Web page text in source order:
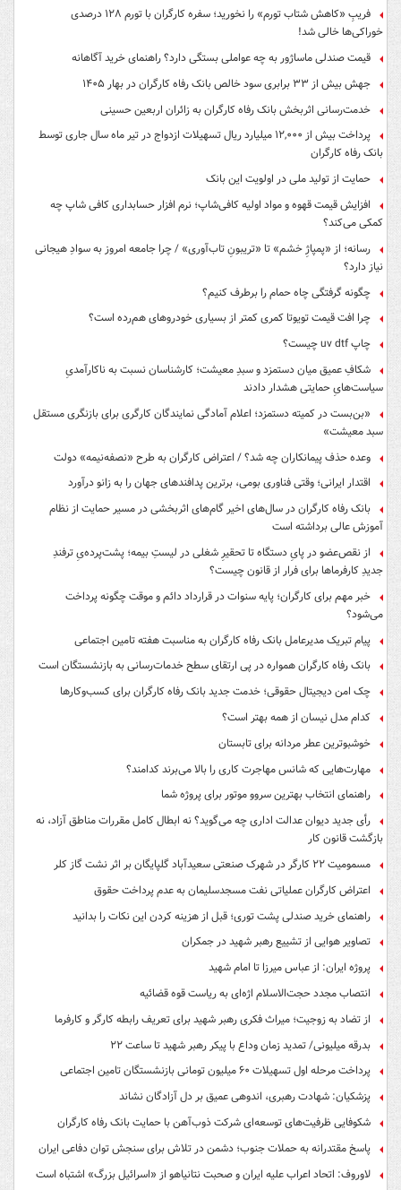
فریبِ «کاهش شتاب تورم» را نخورید؛ سفره کارگران با تورم ۱۲۸ درصدی
خوراکی‌ها خالی شد!
قیمت صندلی ماساژور به چه عواملی بستگی دارد؟ راهنمای خرید آگاهانه
جهش بیش از ۳۳ برابری سود خالص بانک رفاه کارگران در بهار ۱۴۰۵
خدمت‌رسانی اثربخش بانک رفاه کارگران به زائران اربعین حسینی
پرداخت بیش از ۱۲,۰۰۰ میلیارد ریال تسهیلات ازدواج در تیر ماه سال جاری توسط
بانک رفاه کارگران
حمایت از تولید ملی در اولویت این بانک
افزایش قیمت قهوه و مواد اولیه کافی‌شاپ؛ نرم افزار حسابداری کافی شاپ چه
کمکی می‌کند؟
رسانه؛ از «پمپاژِ خشم» تا «تریبونِ تاب‌آوری» / چرا جامعه امروز به سوادِ هیجانی
نیاز دارد؟
چگونه گرفتگی چاه حمام را برطرف کنیم؟
چرا افت قیمت تویوتا کمری کمتر از بسیاری خودروهای هم‌رده است؟
چاپ uv dtf چیست؟
شکافِ عمیق میان دستمزد و سبدِ معیشت؛ کارشناسان نسبت به ناکارآمدیِ
سیاست‌هایِ حمایتی هشدار دادند
«بن‌بست در کمیته دستمزد؛ اعلام آمادگی نمایندگان کارگری برای بازنگری مستقل
سبد معیشت»
وعده حذف پیمانکاران چه شد؟ / اعتراض کارگران به طرح «نصفه‌نیمه» دولت
اقتدار ایرانی؛ وقتی فناوری بومی، برترین پدافندهای جهان را به زانو درآورد
بانک رفاه کارگران در سال‌های اخیر گام‌های اثربخشی در مسیر حمایت از نظام
آموزش عالی برداشته است
از نقص‌عضو در پایِ دستگاه تا تحقیرِ شغلی در لیستِ بیمه؛ پشت‌پرده‌یِ ترفندِ
جدیدِ کارفرماها برای فرار از قانون چیست؟
خبر مهم برای کارگران؛ پایه سنوات در قرارداد دائم و موقت چگونه پرداخت
می‌شود؟
پیام تبریک مدیرعامل بانک رفاه کارگران به مناسبت هفته تامین اجتماعی
بانک رفاه کارگران همواره در پی ارتقای سطح خدمات‌رسانی به بازنشستگان است
چک امن دیجیتال حقوقی؛ خدمت جدید بانک رفاه کارگران برای کسب‌وکارها
کدام مدل نیسان از همه بهتر است؟
خوشبوترین عطر مردانه برای تابستان
مهارت‌هایی که شانس مهاجرت کاری را بالا می‌برند کدامند؟
راهنمای انتخاب بهترین سروو موتور برای پروژه شما
رأی جدید دیوان عدالت اداری چه می‌گوید؟ نه ابطال کامل مقررات مناطق آزاد، نه
بازگشت قانون کار
مسمومیت ۲۲ کارگر در شهرک صنعتی سعیدآباد گلپایگان بر اثر نشت گاز کلر
اعتراض کارگران عملیاتی نفت مسجدسلیمان به عدم پرداخت حقوق
راهنمای خرید صندلی پشت توری؛ قبل از هزینه کردن این نکات را بدانید
تصاویر هوایی از تشییع رهبر شهید در جمکران
پروژه ایران: از عباس میرزا تا امام شهید
انتصاب مجدد حجت‌الاسلام اژه‌ای به ریاست قوه‌ قضائیه
از تضاد به زوجیت؛ میراث فکری رهبر شهید برای تعریف رابطه کارگر و کارفرما
بدرقه میلیونی/ تمدید زمان وداع با پیکر رهبر شهید تا ساعت ۲۲
پرداخت مرحله اول تسهیلات ۶۰ میلیون تومانی بازنشستگان تامین اجتماعی
پزشکیان: شهادت رهبری، اندوهی عمیق بر دل آزادگان نشاند
شکوفایی ظرفیت‌های توسعه‌ای شرکت ذوب‌آهن با حمایت‌ بانک رفاه کارگران
پاسخ مقتدرانه به حملات جنوب؛ دشمن در تلاش برای سنجش توان دفاعی ایران
لاوروف: اتحاد اعراب علیه ایران و صحبت نتانیاهو از «اسرائیل بزرگ» اشتباه است